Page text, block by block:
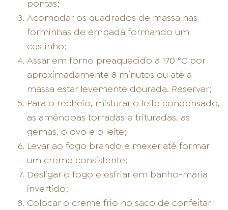
pontas;
Acomodar os quadrados de massa nas
forminhas de empada formando um
cestinho;
Assar em forno preaquecido a 170 °C por
aproximadamente 8 minutos ou até a
massa estar levemente dourada. Reservar;
Para o recheio, misturar o leite condensado,
as amêndoas torradas e trituradas, as
gemas, o ovo e o leite;
Levar ao fogo brando e mexer até formar
um creme consistente;
Desligar o fogo e esfriar em banho-maria
invertido;
Colocar o creme frio no saco de confeitar